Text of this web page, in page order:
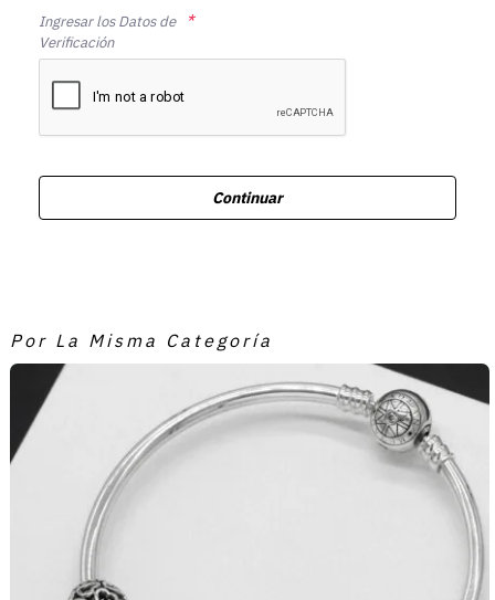
Ingresar los Datos de
Verificación
Continuar
Por La Misma Categoría